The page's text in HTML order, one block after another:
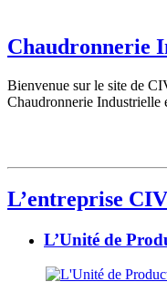
Chaudronnerie
Bienvenue sur le site de
Chaudronnerie Industrielle
L’entreprise
L’Unité de